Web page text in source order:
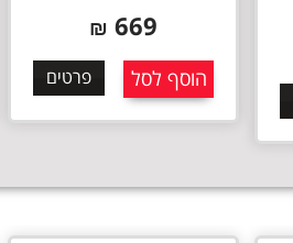
669
₪
הוסף לסל פרטים